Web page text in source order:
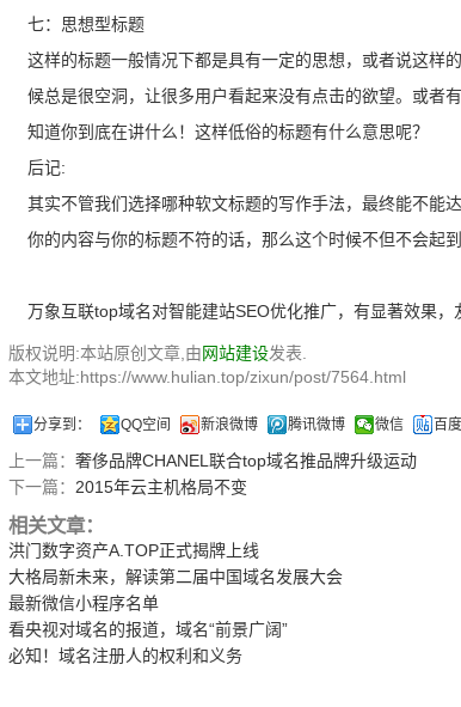
七：思想型标题
这样的标题一般情况下都是具有一定的思想，或者说这样
候总是很空洞，让很多用户看起来没有点击的欲望。或者
知道你到底在讲什么！这样低俗的标题有什么意思呢？
后记:
其实不管我们选择哪种软文标题的写作手法，最终能不能
你的内容与你的标题不符的话，那么这个时候不但不会起
万象互联top域名对智能建站SEO优化推广，有显著效果，
版权说明:本站原创文章,由网站建设发表.
本文地址:https://www.hulian.top/zixun/post/7564.html
分享到： QQ空间 新浪微博 腾讯微博 微信 百
上一篇： 奢侈品牌CHANEL联合top域名推品牌升级运动
下一篇： 2015年云主机格局不变
相关文章：
洪门数字资产A.TOP正式揭牌上线
大格局新未来，解读第二届中国域名发展大会
最新微信小程序名单
看央视对域名的报道，域名“前景广阔”
必知！域名注册人的权利和义务